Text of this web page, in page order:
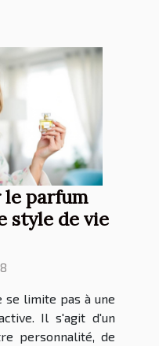
le parfum
style de vie
se limite pas à une
Il s'agit d'un
personnalité, de